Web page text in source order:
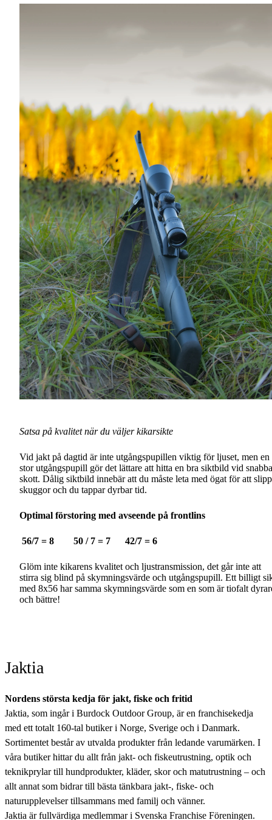
Satsa på kvalitet när du väljer kikarsikte
Vid jakt på dagtid är inte utgångspupillen viktig för ljuset, men en
stor utgångspupill gör det lättare att hitta en bra siktbild vid snabba
skott. Dålig siktbild innebär att du måste leta med ögat för att
skuggor och du tappar dyrbar tid.
Optimal förstoring med avseende på frontlins
56/7 = 8 50 / 7 = 7 42/7 = 6
Glöm inte kikarens kvalitet och ljustransmission, det går inte att
stirra sig blind på skymningsvärde och utgångspupill. Ett billigt
med 8x56 har samma skymningsvärde som en som är tiofalt
och bättre!
Jaktia
Nordens största kedja för jakt, fiske och fritid
Jaktia, som ingår i Burdock Outdoor Group, är en franchisekedja
med ett totalt 160-tal butiker i Norge, Sverige och i Danmark.
Sortimentet består av utvalda produkter från ledande varumärken. I
våra butiker hittar du allt från jakt- och fiskeutrustning, optik och
teknikprylar till hundprodukter, kläder, skor och matutrustning – och
allt annat som bidrar till bästa tänkbara jakt-, fiske- och
naturupplevelser tillsammans med familj och vänner.
Jaktia är fullvärdiga medlemmar i Svenska Franchise Föreningen.